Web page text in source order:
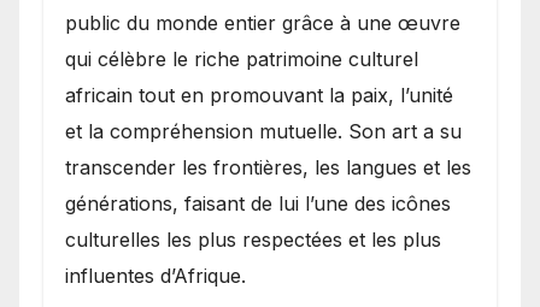
public du monde entier grâce à une œuvre
qui célèbre le riche patrimoine culturel
africain tout en promouvant la paix, l’unité
et la compréhension mutuelle. Son art a su
transcender les frontières, les langues et les
générations, faisant de lui l’une des icônes
culturelles les plus respectées et les plus
influentes d’Afrique.